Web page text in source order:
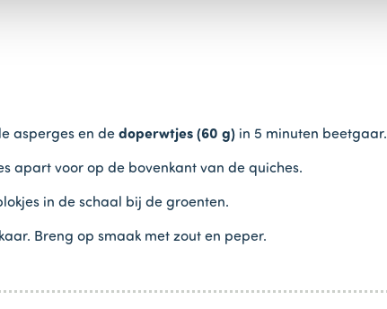
asperges en de doperwtjes (60 g) in 5 minuten beetgaar.
apart voor op de bovenkant van de quiches.
in de schaal bij de groenten.
Breng op smaak met zout en peper.